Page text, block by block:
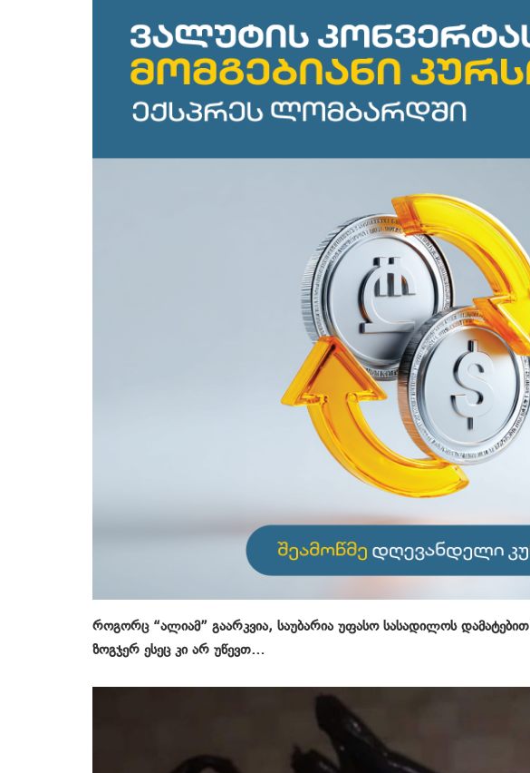
როგორც “ალიამ” გაარკვია, საუბარია უფასო სასადილოს
ზოგჯერ ესეც კი არ უწევთ…